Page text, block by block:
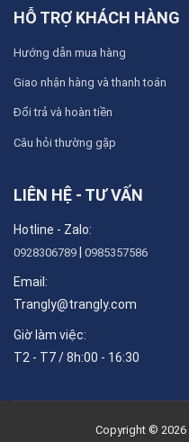
HỖ TRỢ KHÁCH HÀNG
Hướng dẫn mua hàng
Giao nhận hàng và thanh toán
Đổi trả và hoàn tiền
Câu hỏi thường gặp
LIÊN HỆ - TƯ VẤN
Hotline - Zalo:
0928306789 0985357586
Email:
Trangly@trangly.com
Giờ làm việc:
T2 - T7 / 8h:00 - 16:30
Copyright © 2026